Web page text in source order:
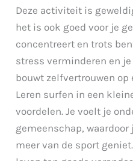
Deze activiteit is
het is ook goed voor je
concentreert en trots
stress verminderen en
bouwt zelfvertrouwen
Leren surfen in een
voordelen. Je voelt je
gemeenschap,
meer van de sport